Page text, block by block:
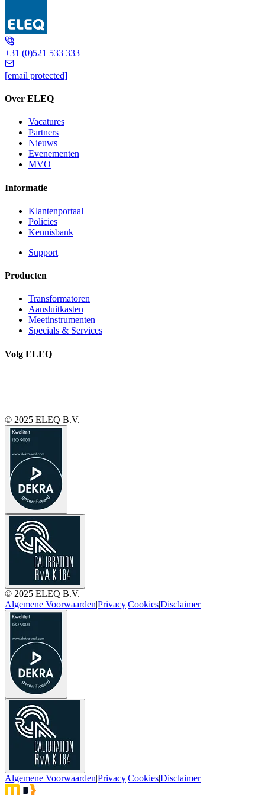
IGW A1
+31 (0)521 533 333
[email protected]
Over ELEQ
Vacatures
Partners
Nieuws
Evenementen
MVO
Informatie
Klantenportaal
Policies
Kennisbank
Support
Producten
Transformatoren
Aansluitkasten
Meetinstrumenten
Specials & Services
Volg ELEQ
© 2025 ELEQ B.V.
© 2025 ELEQ B.V.
Algemene Voorwaarden|Privacy|Cookies|Disclaimer
Algemene Voorwaarden|Privacy|Cookies|Disclaimer